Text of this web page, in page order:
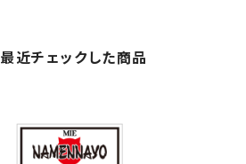
最近チェックした商品